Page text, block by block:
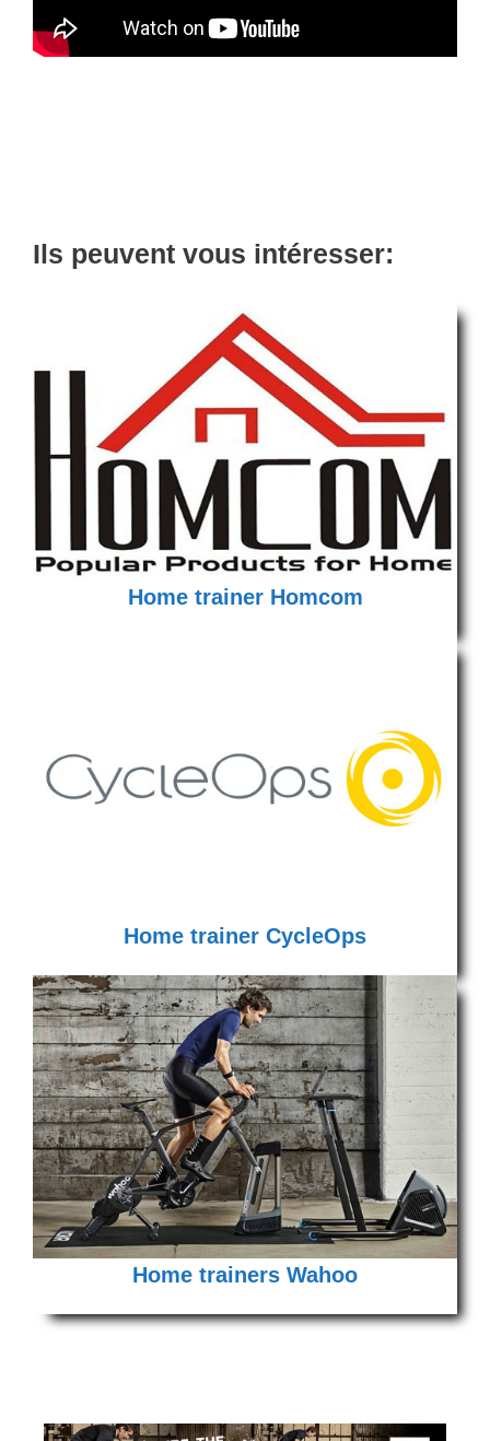
Ils peuvent vous intéresser:
Home trainer Homcom
Home trainer CycleOps
Home trainers Wahoo